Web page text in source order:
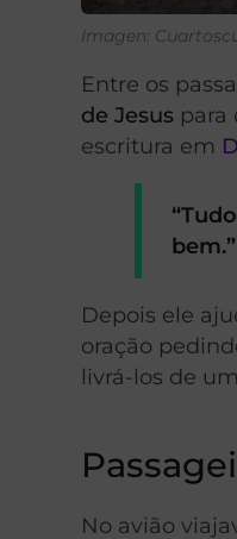
Imagen:
Entre os
de Jesus para
escritura em
bem.”
Depois ele
oração
livrá-los de
No avião